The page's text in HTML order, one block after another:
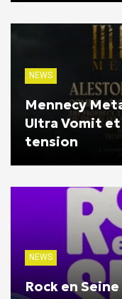
NEWS
Mennecy
Ultra Vomit et
tension
NEWS
Rock en